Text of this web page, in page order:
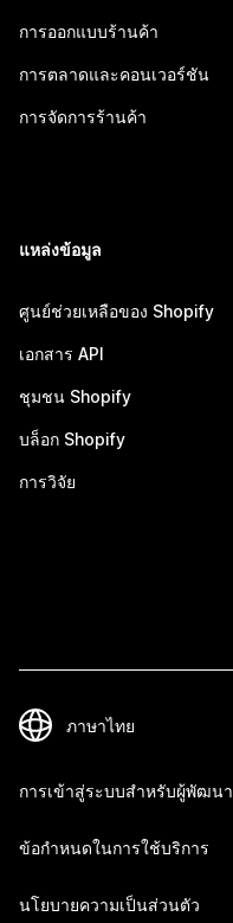
การออกแบบร้านค้า
การตลาดและคอนเวอร์ชัน
การจัดการร้านค้า
แหล่งข้อมูล
ศูนย์ช่วยเหลือของ Shopify
เอกสาร API
ชุมชน Shopify
บล็อก Shopify
การวิจัย
การเข้าสู่ระบบสำหรับผู้พัฒนา
ข้อกำหนดในการใช้บริการ
นโยบายความเป็นส่วนตัว